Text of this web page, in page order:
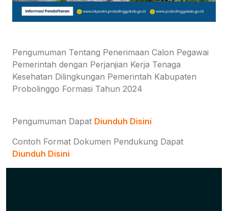
Pengumuman Tentang Penerimaan Calon Pegawai
Pemerintah dengan Perjanjian Kerja Tenaga
Kesehatan Dilingkungan Pemerintah Kabupaten
Probolinggo Formasi Tahun 2024
Pengumuman Dapat Diunduh Disini
Contoh Format Dokumen Pendukung Dapat
Diunduh Disini